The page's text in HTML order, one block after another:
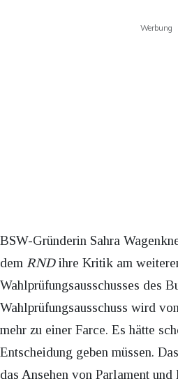
Werbung
BSW-Gründerin Sahra
dem RNDihre Kritik am
Wahlprüfungsausschusses des
Wahlprüfungsausschuss wird
mehr zu einer Farce. Es hätte
Entscheidung geben müssen.
das Ansehen von Parlament und